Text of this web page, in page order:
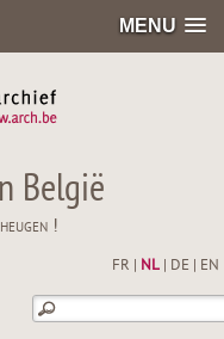
MENU
België
!
FR NL| DE EN